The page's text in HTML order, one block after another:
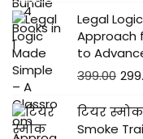
Legal
Approach
to
399.00
टियर
Smoke